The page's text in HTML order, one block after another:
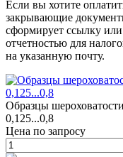
Если вы хотите
закрывающие
сформирует ссылку
отчетностью для
на указанную почту.
Образцы
0,125...0,8
Цена по запросу